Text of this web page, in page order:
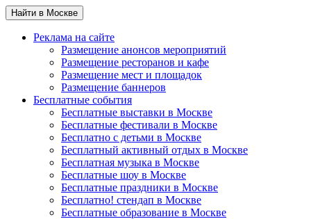
Найти в Москве
Реклама на сайте
Размещение анонсов мероприятий
Размещение ресторанов и кафе
Размещение мест и площадок
Размещение баннеров
Бесплатные события
Бесплатные выставки в Москве
Бесплатные фестивали в Москве
Бесплатно с детьми в Москве
Бесплатный активный отдых в Москве
Бесплатная музыка в Москве
Бесплатные шоу в Москве
Бесплатные праздники в Москве
Бесплатно! стендап в Москве
Бесплатные образование в Москве